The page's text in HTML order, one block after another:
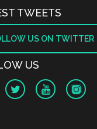
TWEETS
US ON TWITTER
US